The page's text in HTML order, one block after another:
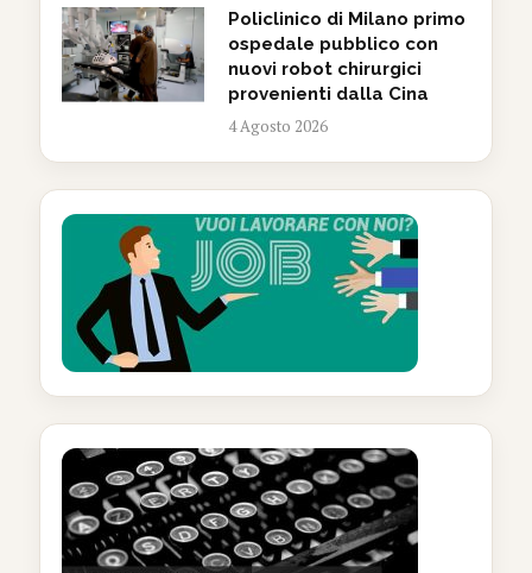
Policlinico di Milano primo
ospedale pubblico con
nuovi robot chirurgici
provenienti dalla Cina
4 Agosto 2026